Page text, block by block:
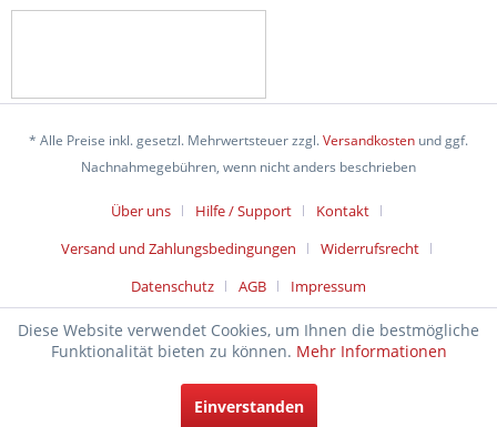
* Alle Preise inkl. gesetzl. Mehrwertsteuer zzgl.Versandkosten und ggf.
Nachnahmegebühren, wenn nicht anders beschrieben
Über uns Hilfe / Support
Kontakt
Versand und Zahlungsbedingungen
Widerrufsrecht
Datenschutz
AGB Impressum
Diese Website verwendet Cookies, um Ihnen die bestmögliche
Funktionalität bieten zu können. Mehr Informationen
Einverstanden